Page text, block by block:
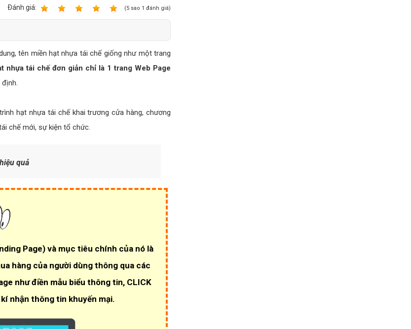
giá quảng cáo Facebook
giá quản trị Website
giá quản trị Fanpage Facebook
Ðánh giá: (5 sao 1 đánh giá)
tên miền hạt nhựa tái chế giống như một trang
nhựa tái chế đơn giản chỉ là 1 trang Web Page
hạt nhựa tái chế khai trương cửa hàng, chương
chế mới, sự kiện tổ chức.
quả
Page) và mục tiêu chính của nó là
hàng của người dùng thông qua các
như điền mẫu biểu thông tin, CLICK
nhận thông tin khuyến mại.